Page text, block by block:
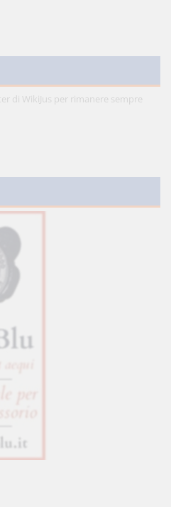
di WikiJus per rimanere sempre